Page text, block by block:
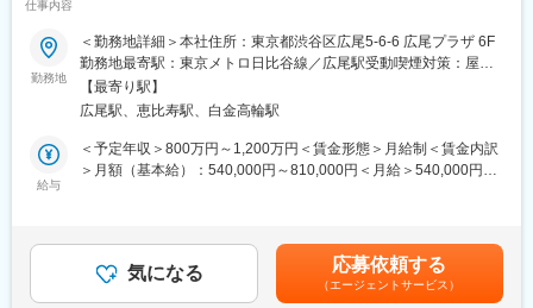
管理部門組織としては残業時間は10～20時間前後です。年間休日
125日、土日祝休みとON・OFFメリハリをつけて就業していま
す。
■当社の魅力：
当社はセンサーを活用したSaaS型高齢者施設見守りシステム『ラ
イフリズムナビ+Dr.』の企画・運営を行う企業です。室内に設置
したセンサーで、室内の状況をリアルタイムに把握・アラート通
ままでの介護施設だけでなく病院など幅広い範囲でサービスを提
供できるようになり今後も伸長していくことが想定されていま
仕事内容
■業務内容：
創業40年目を迎え、第2変革期を迎えている当社にて、更なる会
社の成長を担う人財を募集しています。「働く女性を支援する」
ことは当社の企業理念であり、この理念実現に向けた社会的価値
を探求し、そして具現化していきます。
■具体的な業務内容：
以下の業務より、本人の意欲・力量と会社の課題状況に応じて随
・事業計画の立案／立案支援と進捗管理（財務・KPI数値の管理設
計と管理を含む）
・新規事業開発／サービス開発およびその立ち上げ・運営
勤務地
＜勤務地詳細＞本社住所：東京都渋谷区広尾5-6-6 広尾プラザ 6F
勤務地最寄駅：東京メトロ日比谷線／広尾駅受動喫煙対策：屋内
全面禁煙変更の範囲：会社の定める事業所（リモートワーク含
む）
【最寄り駅】
広尾駅、恵比寿駅、白金高輪駅
給与
＜予定年収＞800万円～1,200万円＜賃金形態＞月給制＜賃金内訳
＞月額（基本給）：540,000円～810,000円＜月給＞540,000円～
のため、残業手当の支給はありません。賃金はあくまでも目安の
金額であり、選考を通じて上下する可能性があります。月給(月額)
は固定手当を含めた表記です。
気になる 応募依頼する
（エージェントサービス）